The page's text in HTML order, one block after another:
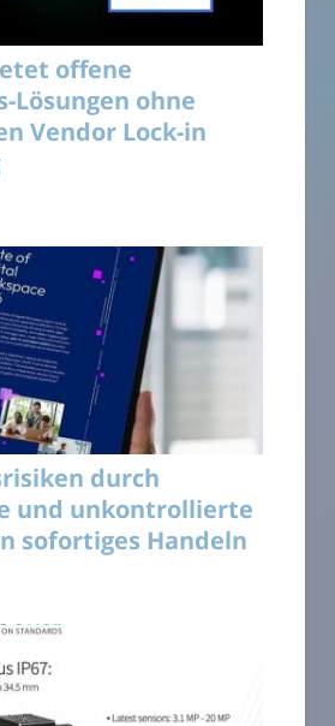
offene
Lösungen ohne
Vendor Lock-in
durch
und unkontrollierte
sofortiges Handeln